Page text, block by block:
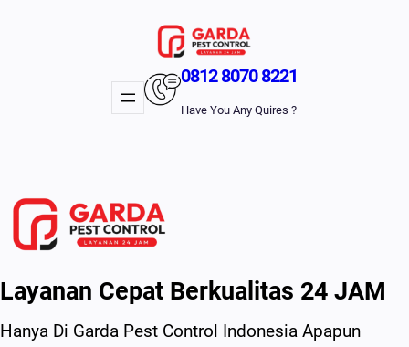
0812 8070 8221
Have You Any Quires ?
Layanan Cepat Berkualitas 24 JAM
Hanya Di Garda Pest Control Indonesia Apapun